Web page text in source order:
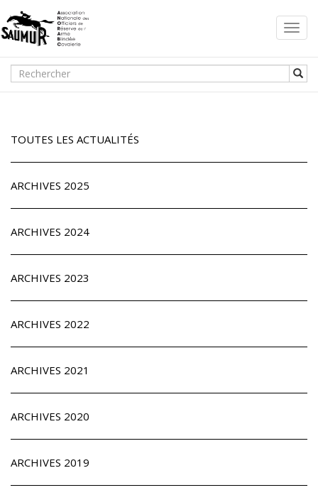
TOUTES LES ACTUALITÉS
ARCHIVES 2025
ARCHIVES 2024
ARCHIVES 2023
ARCHIVES 2022
ARCHIVES 2021
ARCHIVES 2020
ARCHIVES 2019